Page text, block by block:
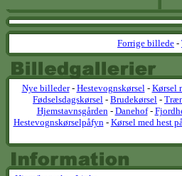
Forrige billede -
Nye billeder- Hestevognskørsel- Kørsel
Fødselsdagskørsel - Brudekørsel -
Hjemstavnsgården- Danehof-
Hestevognskørselpåfyn- Kørsel med hest